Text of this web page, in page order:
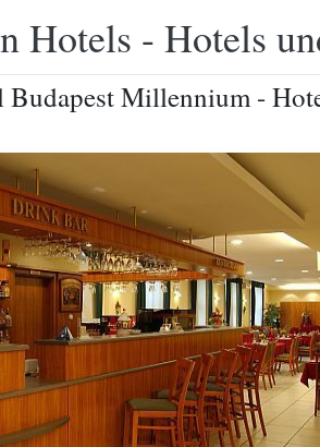
Hotels - Hotels
Budapest Millennium -